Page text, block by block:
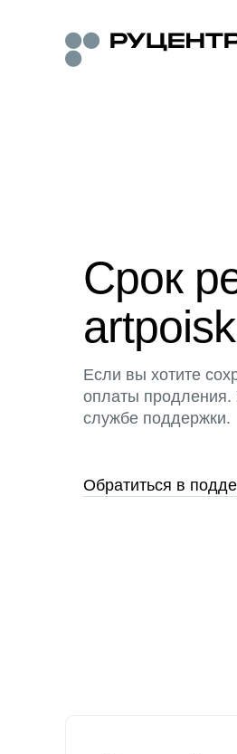
Срок
Если вы хотите
оплаты продления.
службе поддержки.
Обратиться в